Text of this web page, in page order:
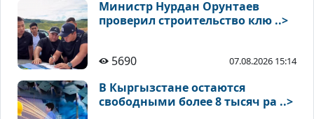
Министр Нурдан Орунтаев
проверил строительство клю ..>
5690 07.08.2026 15:14
В Кыргызстане остаются
свободными более 8 тысяч ра ..>